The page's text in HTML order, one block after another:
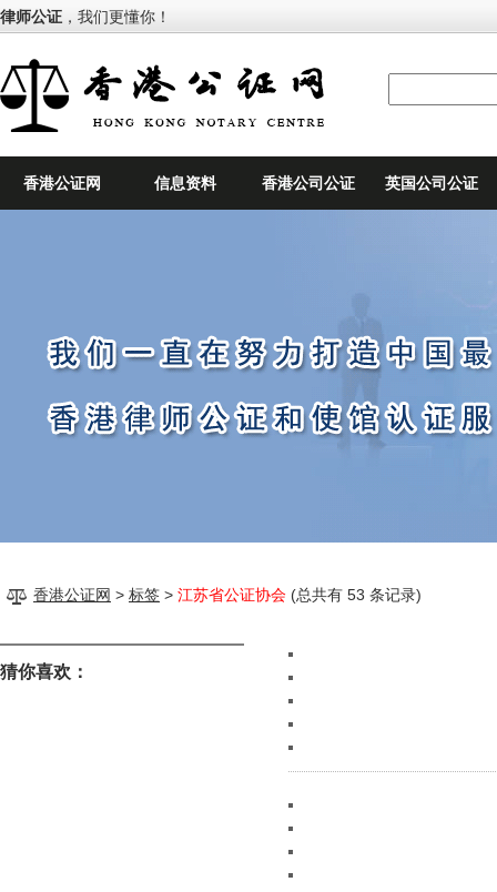
律师公证 ，我们更懂你！
香港公证网 信息资料 香港公司公证 英国公司公证
香港公证网 > 标签 > 江苏省公证协会 (总共有 53 条记录)
猜你喜欢：